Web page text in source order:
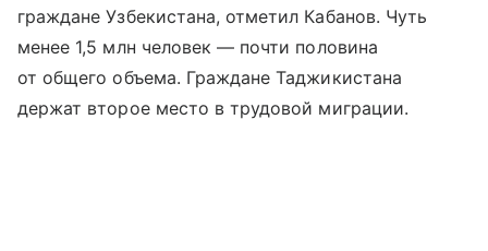
граждане Узбекистана, отметил Кабанов. Чуть
менее 1,5 млн человек — почти половина
от общего объема. Граждане Таджикистана
держат второе место в трудовой миграции.